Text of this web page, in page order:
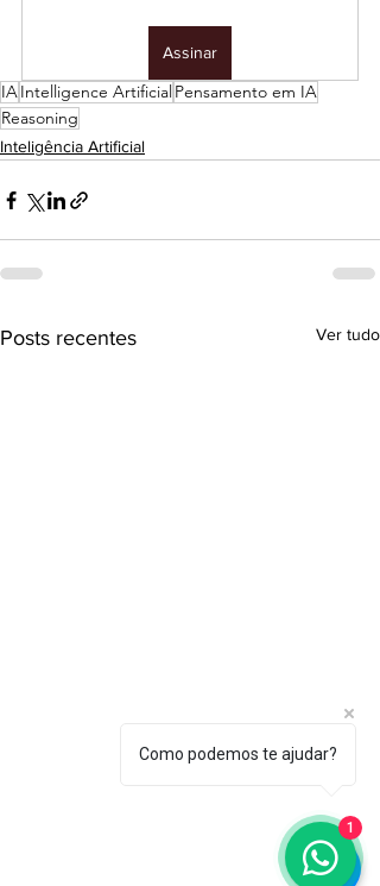
Assinar
IAIntelligence ArtificialPensamento em IA
Reasoning
Inteligência Artificial
Posts recentes Ver tudo
Como podemos te ajudar?
1